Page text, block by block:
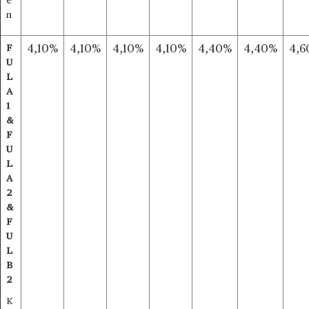
n
F
U
L
A
1
&
F
U
L
A
2
&
F
U
L
B
2
K
4,10% 4,10% 4,10% 4,10% 4,40% 4,40%